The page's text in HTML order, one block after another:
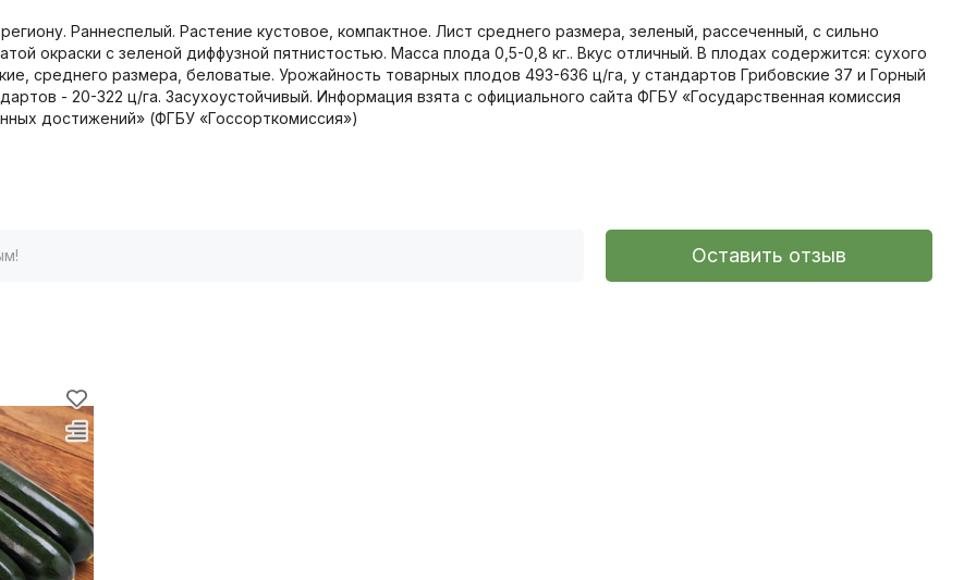
Раннеспелый. Растение кустовое, компактное. Лист среднего размера, зеленый, рассеченный, с сильно
окраски с зеленой диффузной пятнистостью. Масса плода 0,5-0,8 кг.. Вкус отличный. В плодах содержится: сухого
среднего размера, беловатые. Урожайность товарных плодов 493-636 ц/га, у стандартов Грибовские 37 и Горный
- 20-322 ц/га. Засухоустойчивый. Информация взята с официального сайта ФГБУ «Государственная комиссия
достижений» (ФГБУ «Госсорткомиссия»)
Оставить отзыв